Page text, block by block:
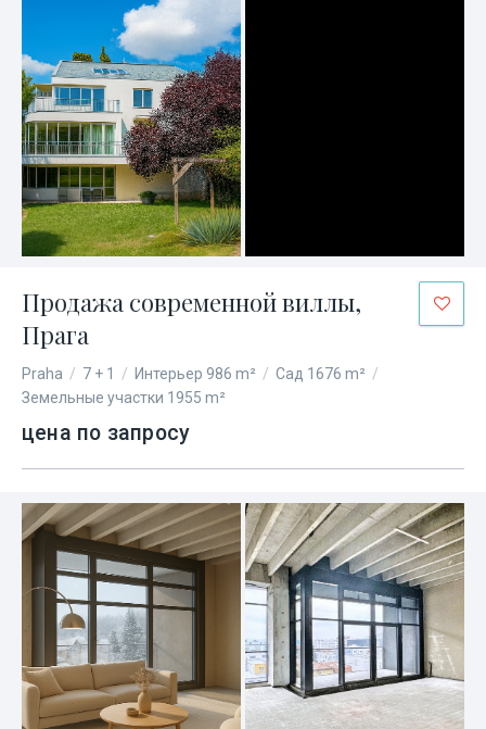
Продажа современной виллы,
Прага
Praha / 7 + 1 / Интерьер 986 m² / Сад 1676 m² /
Земельные участки 1955 m²
цена по запросу